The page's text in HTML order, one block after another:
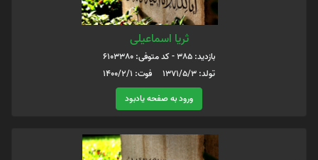
ثریا اسماعیلی
بازدید: 385 - کد متوفی: 6103380
تولد: 1371/5/3 فوت: 1400/2/1
ورود به صفحه یادبود